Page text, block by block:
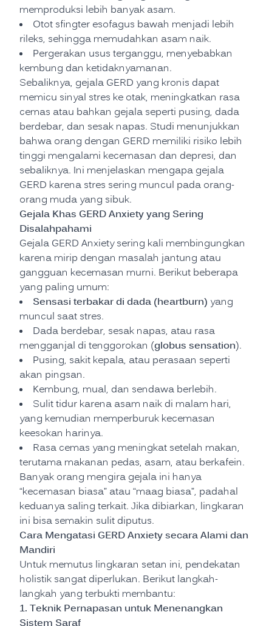
memproduksi lebih banyak asam.
Otot sfingter esofagus bawah menjadi lebih
rileks, sehingga memudahkan asam naik.
Pergerakan usus terganggu, menyebabkan
kembung dan ketidaknyamanan.
Sebaliknya, gejala GERD yang kronis dapat
memicu sinyal stres ke otak, meningkatkan rasa
cemas atau bahkan gejala seperti pusing, dada
berdebar, dan sesak napas. Studi menunjukkan
bahwa orang dengan GERD memiliki risiko lebih
tinggi mengalami kecemasan dan depresi, dan
sebaliknya. Ini menjelaskan mengapa gejala
GERD karena stres sering muncul pada orang-
orang muda yang sibuk.
Gejala Khas GERD Anxiety yang Sering
Disalahpahami
Gejala GERD Anxiety sering kali membingungkan
karena mirip dengan masalah jantung atau
gangguan kecemasan murni. Berikut beberapa
yang paling umum:
Sensasi terbakar di dada (heartburn) yang
muncul saat stres.
Dada berdebar, sesak napas, atau rasa
mengganjal di tenggorokan (globus sensation).
Pusing, sakit kepala, atau perasaan seperti
akan pingsan.
Kembung, mual, dan sendawa berlebih.
Sulit tidur karena asam naik di malam hari,
yang kemudian memperburuk kecemasan
keesokan harinya.
Rasa cemas yang meningkat setelah makan,
terutama makanan pedas, asam, atau berkafein.
Banyak orang mengira gejala ini hanya
“kecemasan biasa” atau “maag biasa”, padahal
keduanya saling terkait. Jika dibiarkan, lingkaran
ini bisa semakin sulit diputus.
Cara Mengatasi GERD Anxiety secara Alami dan
Mandiri
Untuk memutus lingkaran setan ini, pendekatan
holistik sangat diperlukan. Berikut langkah-
langkah yang terbukti membantu:
1. Teknik Pernapasan untuk Menenangkan